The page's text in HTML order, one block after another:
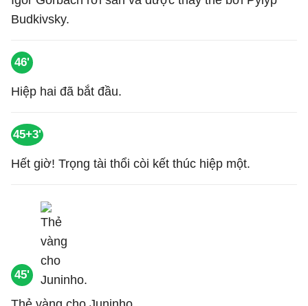
Budkivsky.
46'
Hiệp hai đã bắt đầu.
45+3'
Hết giờ! Trọng tài thổi còi kết thúc hiệp một.
45'